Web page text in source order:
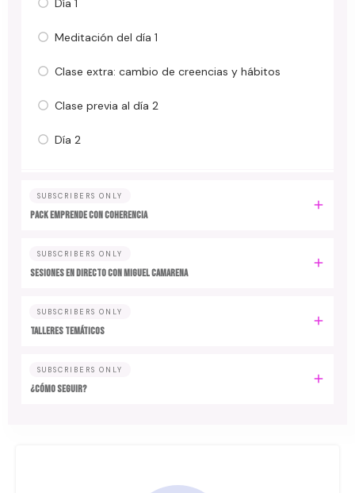
Día 1
Meditación del día 1
Clase extra: cambio de creencias y hábitos
Clase previa al día 2
Día 2
SUBSCRIBERS ONLY
PACK EMPRENDE CON COHERENCIA
SUBSCRIBERS ONLY
SESIONES EN DIRECTO CON MIGUEL CAMARENA
SUBSCRIBERS ONLY
TALLERES TEMÁTICOS
SUBSCRIBERS ONLY
¿CÓMO SEGUIR?